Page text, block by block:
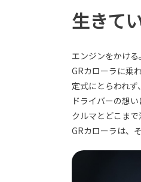
生きて
エンジンをかける
GRカローラに乗
定式にとらわれ
ドライバーの想
クルマとどこまで
GRカローラは、